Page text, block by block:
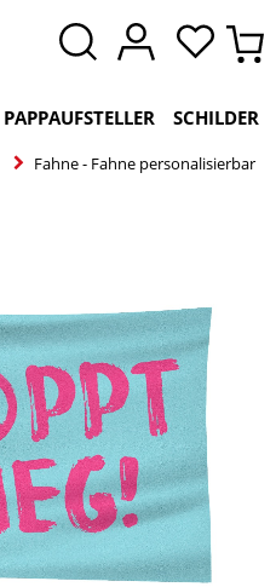
PAPPAUFSTELLER SCHILDER
Fahne - Fahne personalisierbar